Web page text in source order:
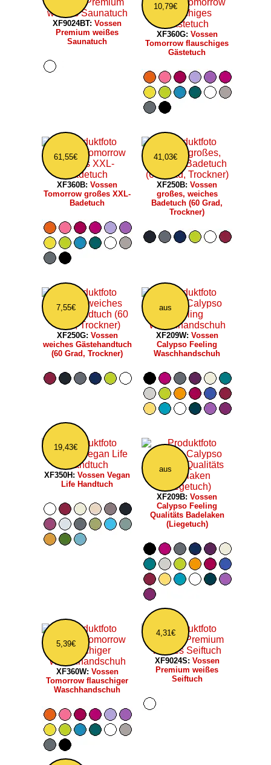
XF9024BT: Vossen
Premium weißes
Saunatuch
10,79€
XF360G: Vossen
Tomorrow flauschiges
Gästetuch
61,55€
XF360B: Vossen
Tomorrow großes XXL-
Badetuch
41,03€
XF250B: Vossen
großes, weiches
Badetuch (60 Grad,
Trockner)
7,55€
XF250G: Vossen
weiches Gästehandtuch
(60 Grad, Trockner)
aus
XF209W: Vossen
Calypso Feeling
Waschhandschuh
19,43€
XF350H: Vossen Vegan
Life Handtuch
aus
XF209B: Vossen
Calypso Feeling
Qualitäts Badelaken
(Liegetuch)
5,39€
XF360W: Vossen
Tomorrow flauschiger
Waschhandschuh
4,31€
XF9024S: Vossen
Premium weißes
Seiftuch